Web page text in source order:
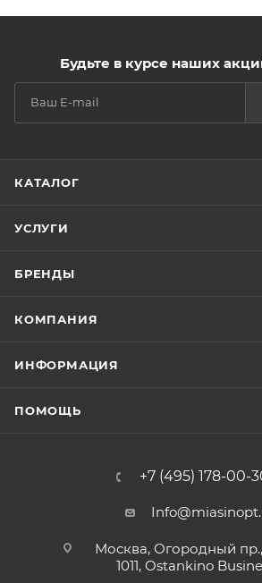
Будьте в курсе наших
КАТАЛОГ
УСЛУГИ
БРЕНДЫ
КОМПАНИЯ
ИНФОРМАЦИЯ
ПОМОЩЬ
+7 (495) 178-00-
Москва, Огородный пр.,
1011, Ostankino